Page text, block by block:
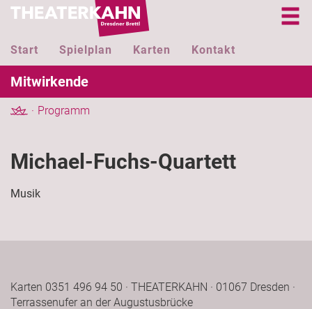
Start Spielplan Karten Kontakt
Mitwirkende
Programm
Michael-Fuchs-Quartett
Musik
Karten 0351 496 94 50 · THEATERKAHN · 01067 Dresden ·
Terrassenufer an der Augustusbrücke